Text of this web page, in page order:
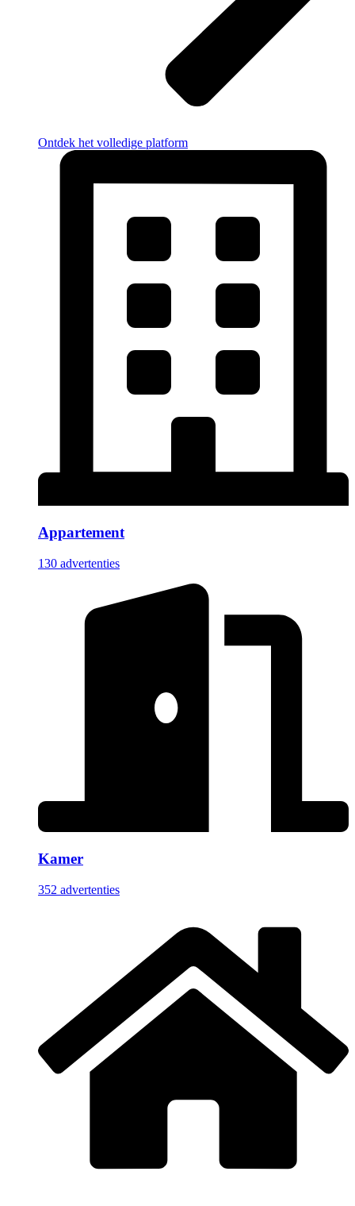
Ontdek het volledige platform
Appartement
130 advertenties
Kamer
352 advertenties